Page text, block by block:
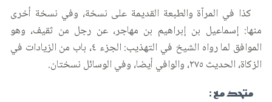
كذا في المرآة والطبعة القديمة على نسخة، وفي نسخة أخرى
منها: إسماعيل بن إبراهيم بن مهاجر، عن رجل من ثقيف، وهو
الموافق لما رواه الشيخ في التهذيب: الجزء ٤، باب من الزيادات في
الزكاة، الحديث ٢٧٥، والوافي أيضا، وفي الوسائل نسختان.
متحد مع :